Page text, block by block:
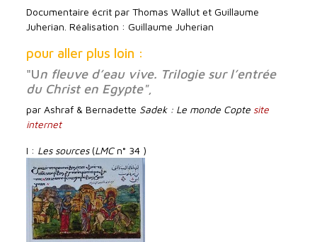
Documentaire écrit par Thomas Wallut et Guillaume
Juherian. Réalisation : Guillaume Juherian
pour aller plus loin :
"Un fleuve d’eau vive. Trilogie sur l’entrée
du Christ en Egypte",
parAshraf & Bernadette Sadek : Le monde Copte site
internet
I : Les sources(LMCn° 34 )